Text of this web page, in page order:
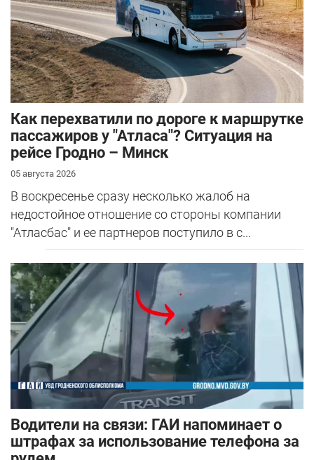
Как перехватили по дороге к маршрутке
пассажиров у "Атласа"? Ситуация на
рейсе Гродно – Минск
05 августа 2026
В воскресенье сразу несколько жалоб на
недостойное отношение со стороны компании
"Атласбас" и ее партнеров поступило в с...
Водители на связи: ГАИ напоминает о
штрафах за использование телефона за